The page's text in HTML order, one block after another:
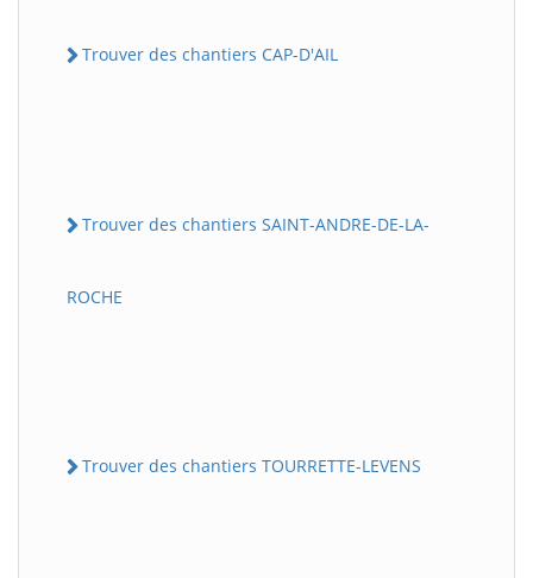
Trouver des chantiers CAP-D'AIL
Trouver des chantiers SAINT-ANDRE-DE-LA-
ROCHE
Trouver des chantiers TOURRETTE-LEVENS